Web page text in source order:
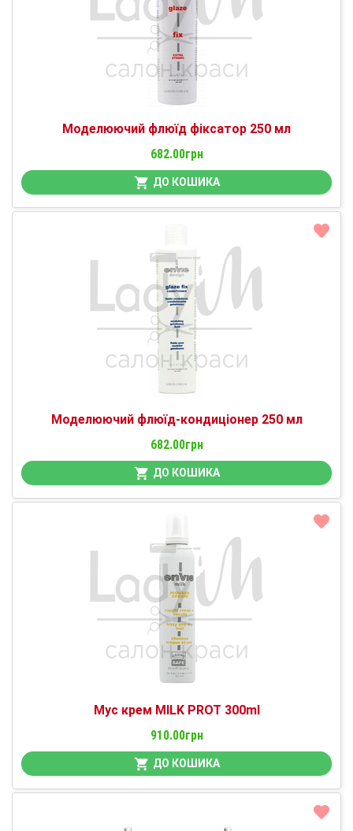
Моделюючий флюїд фіксатор 250 мл
682.00грн
ДО КОШИКА
Моделюючий флюїд-кондиціонер 250 мл
682.00грн
ДО КОШИКА
Мус крем MILK PROT 300ml
910.00грн
ДО КОШИКА